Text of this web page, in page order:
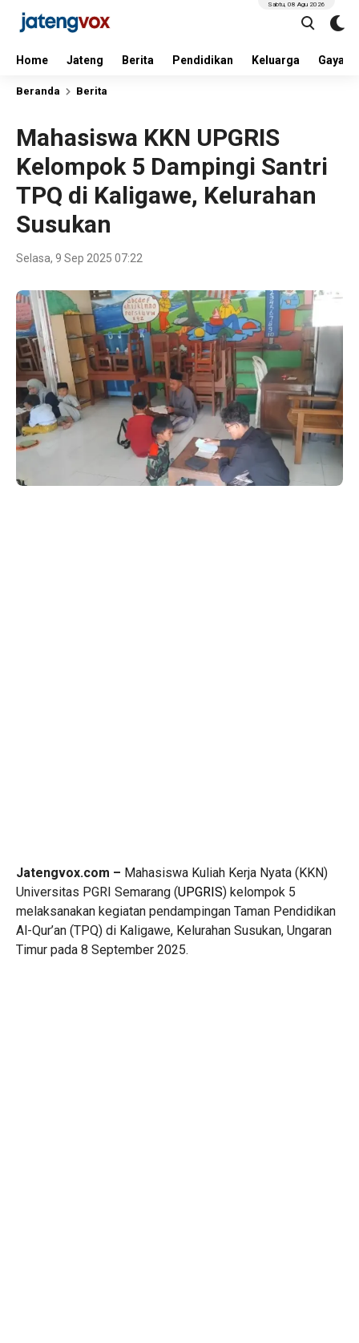
Home Jateng Berita Pendidikan Keluarga Gaya
Sabtu, 08 Agu 2026
Beranda Berita
Mahasiswa KKN UPGRIS
Kelompok 5 Dampingi Santri
TPQ di Kaligawe, Kelurahan
Susukan
Selasa, 9 Sep 2025 07:22
Jatengvox.com – Mahasiswa Kuliah Kerja Nyata (KKN)
Universitas PGRI Semarang (UPGRIS) kelompok 5
melaksanakan kegiatan pendampingan Taman Pendidikan
Al-Qur’an (TPQ) di Kaligawe, Kelurahan Susukan, Ungaran
Timur pada 8 September 2025.